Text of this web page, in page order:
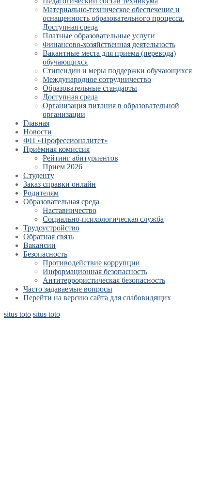
Материально-техническое обеспечение и
оснащенность образовательного процесса.
Доступная среда
Платные образовательные услуги
Финансово-хозяйственная деятельность
Вакантные места для приема (перевода)
обучающихся
Стипендии и меры поддержки обучающихся
Международное сотрудничество
Образовательные стандарты
Доступная среда
Организация питания в образовательной
организации
Главная
Новости
ФП «Профессионалитет»
Приёмная комиссия
Рейтинг абитуриентов
Прием 2026
Студенту
Заказ справки онлайн
Родителям
Образовательная среда
Наставничество
Социально-психологическая служба
Трудоустройство
Обратная связь
Вакансии
Безопасность
Противодействие коррупции
Информационная безопасность
Антитеррористическая безопасность
Часто задаваемые вопросы
Перейти на версию сайта для слабовидящих
situs toto situs toto